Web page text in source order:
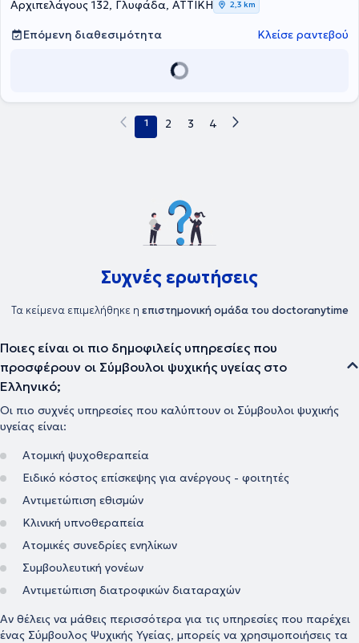
Αρχιπελάγους 132, Γλυφάδα, ΑΤΤΙΚΗ 2,3 km
Επόμενη διαθεσιμότητα Κλείσε ραντεβού
1 2 3 4
Συχνές ερωτήσεις
Τα κείμενα επιμελήθηκε η επιστημονική ομάδα του doctoranytime
Ποιες είναι οι πιο δημοφιλείς υπηρεσίες που
προσφέρουν οι Σύμβουλοι ψυχικής υγείας στο
Ελληνικό;
Οι πιο συχνές υπηρεσίες που καλύπτουν οι Σύμβουλοι ψυχικής
υγείας είναι:
Ατομική ψυχοθεραπεία
Ειδικό κόστος επίσκεψης για ανέργους - φοιτητές
Αντιμετώπιση εθισμών
Κλινική υπνοθεραπεία
Ατομικές συνεδρίες ενηλίκων
Συμβουλευτική γονέων
Αντιμετώπιση διατροφικών διαταραχών
Αν θέλεις να μάθεις περισσότερα για τις υπηρεσίες που παρέχει
ένας Σύμβουλος Ψυχικής Υγείας, μπορείς να χρησιμοποιήσεις τα